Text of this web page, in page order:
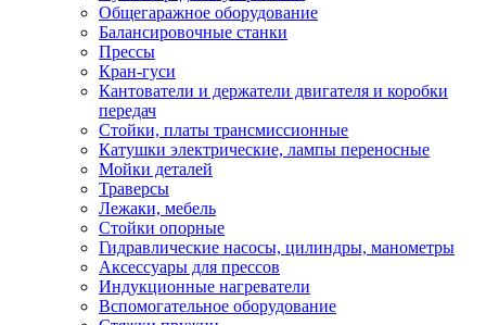
Общегаражное оборудование
Балансировочные станки
Прессы
Кран-гуси
Кантователи и держатели двигателя и коробки
передач
Стойки, платы трансмиссионные
Катушки электрические, лампы переносные
Мойки деталей
Траверсы
Лежаки, мебель
Стойки опорные
Гидравлические насосы, цилиндры, манометры
Аксессуары для прессов
Индукционные нагреватели
Вспомогательное оборудование